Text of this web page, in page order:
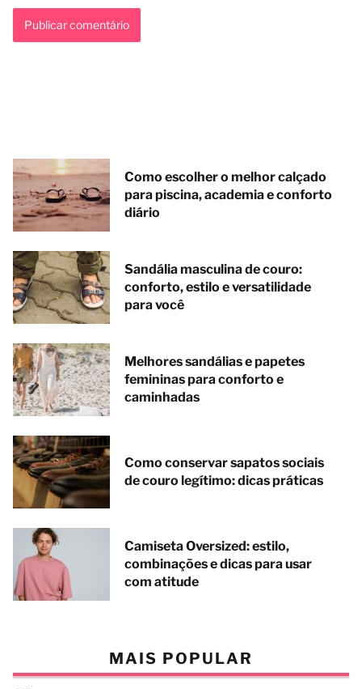
Como escolher o melhor calçado
para piscina, academia e conforto
diário
Sandália masculina de couro:
conforto, estilo e versatilidade
para você
Melhores sandálias e papetes
femininas para conforto e
caminhadas
Como conservar sapatos sociais
de couro legítimo: dicas práticas
Camiseta Oversized: estilo,
combinações e dicas para usar
com atitude
MAIS POPULAR